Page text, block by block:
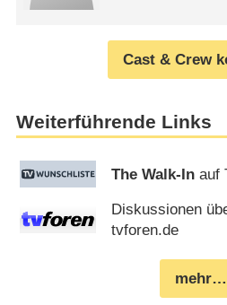
Cast & Crew
Weiterführende Links
The Walk-In auf
Diskussionen
tvforen.de
mehr…